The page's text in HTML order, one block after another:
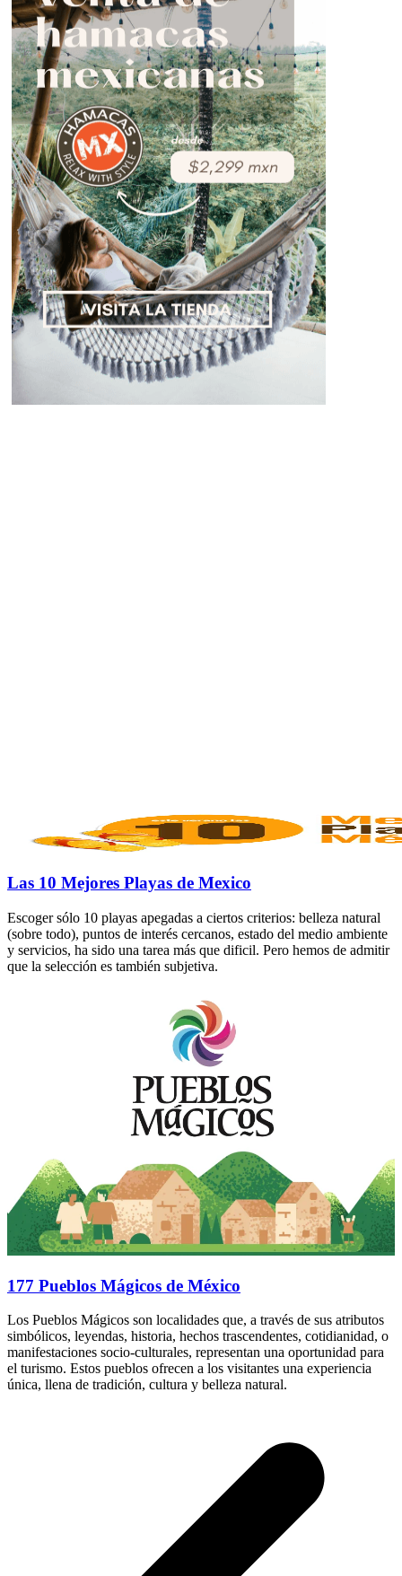
Las 10 Mejores Playas de Mexico
Escoger sólo 10 playas apegadas a ciertos criterios: belleza natural
(sobre todo), puntos de interés cercanos, estado del medio ambiente
y servicios, ha sido una tarea más que dificil. Pero hemos de admitir
que la selección es también subjetiva.
177 Pueblos Mágicos de México
Los Pueblos Mágicos son localidades que, a través de sus atributos
simbólicos, leyendas, historia, hechos trascendentes, cotidianidad, o
manifestaciones socio-culturales, representan una oportunidad para
el turismo. Estos pueblos ofrecen a los visitantes una experiencia
única, llena de tradición, cultura y belleza natural.